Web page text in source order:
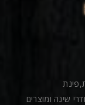
שינה ומוצרים